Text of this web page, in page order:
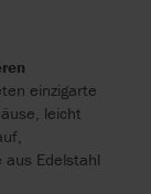
einzigarte
leicht
Edelstahl